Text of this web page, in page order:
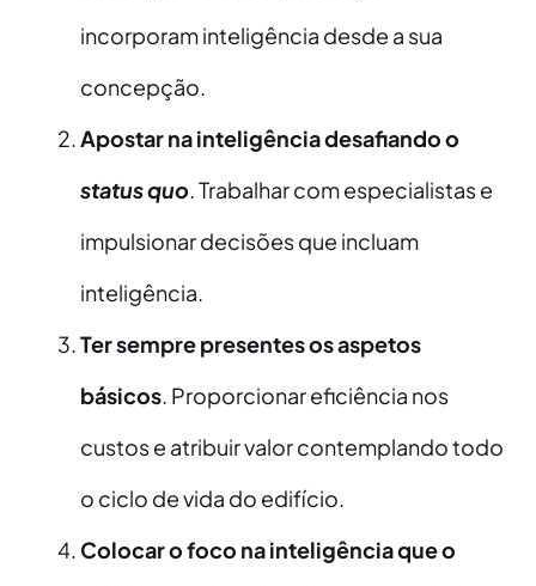
incorporam inteligência desde a sua
concepção.
Apostar na inteligência desafiando o
status quo. Trabalhar com especialistas e
impulsionar decisões que incluam
inteligência.
Ter sempre presentes os aspetos
básicos. Proporcionar eficiência nos
custos e atribuir valor contemplando todo
o ciclo de vida do edifício.
Colocar o foco na inteligência que o